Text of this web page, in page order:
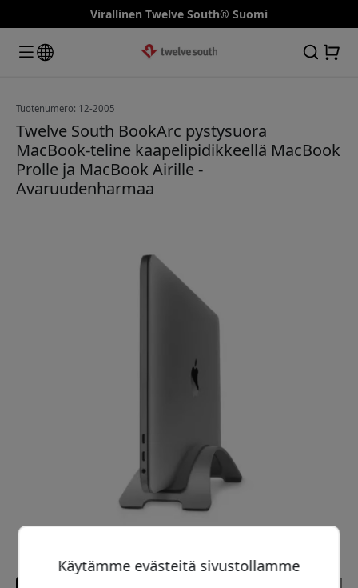
Virallinen Twelve South® Suomi
Tuotenumero: 12-2005
Twelve South BookArc pystysuora
MacBook-teline kaapelipidikkeellä MacBook
Prolle ja MacBook Airille -
Avaruudenharmaa
Käytämme evästeitä sivustollamme